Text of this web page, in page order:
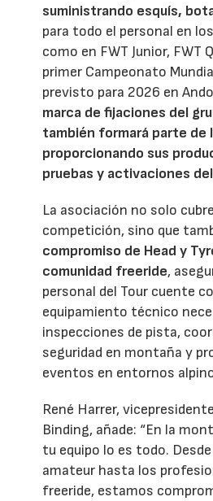
suministrando esquís,
para todo el personal en
como en FWT Junior, FWT
primer Campeonato
previsto para 2026 en
marca de fijaciones del
también formará parte de
proporcionando sus
pruebas y activaciones
La asociación no solo
competición, sino que
compromiso de Head y
comunidad freeride,
personal del Tour cuente
equipamiento técnico
inspecciones de pista,
seguridad en montaña y
eventos en entornos
René Harrer,
Binding, añade: “En la
tu equipo lo es todo.
amateur hasta los
freeride, estamos